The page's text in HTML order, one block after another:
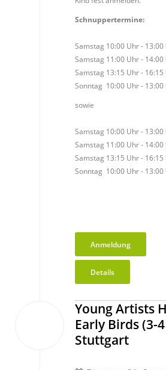
Schnuppertermine:
Samstag 10:00 Uhr -
Samstag 11:00 Uhr -
Samstag 13:15 Uhr -
Sonntag 10:00 Uhr -
sowie
Samstag 10:00 Uhr -
Samstag 11:00 Uhr - 14:00
Samstag 13:15 Uhr - 16:15
Sonntag 10:00 Uhr -
Anmeldung
Details
Young Artists
Early Birds (3-
Stuttgart